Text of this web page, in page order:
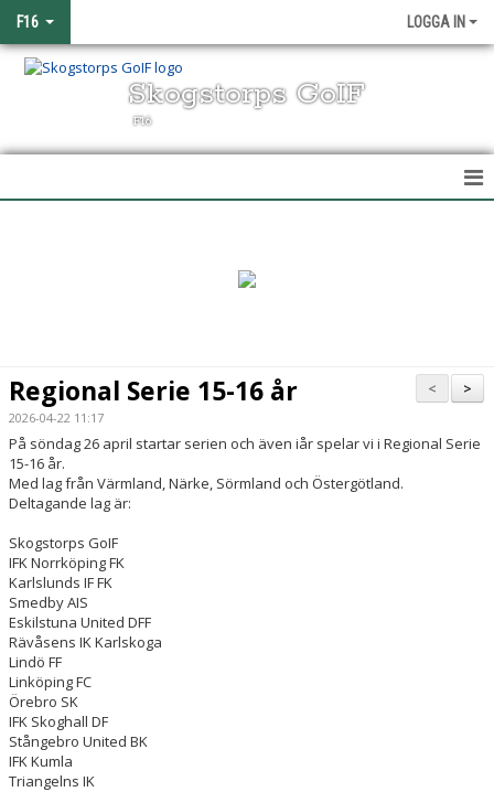
F16 LOGGA IN
Skogstorps GoIF
F16
TRUPPEN
BILDGALLERI
DOKUMENT
KONTAKT
>
<
Regional Serie 15-16 år
2026-04-22 11:17
På söndag 26 april startar serien och även iår spelar vi i Regional Serie
15-16 år.
Med lag från Värmland, Närke, Sörmland och Östergötland.
Deltagande lag är:
Skogstorps GoIF
IFK Norrköping FK
Karlslunds IF FK
Smedby AIS
Eskilstuna United DFF
Rävåsens IK Karlskoga
Lindö FF
Linköping FC
Örebro SK
IFK Skoghall DF
Stångebro United BK
IFK Kumla
Triangelns IK